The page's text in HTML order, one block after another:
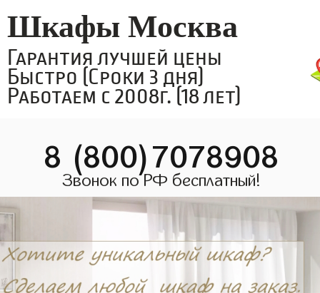
Шкафы Москва
Гарантия лучшей цены
Быстро (Сроки 3 дня)
Работаем с 2008г. (18 лет)
8 (800)7078908
Звонок по РФ бесплатный!